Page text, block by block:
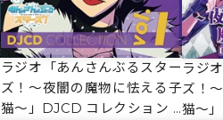
コミックパルフェ コ
ラジオ「あんさんぶるスター
ズ！～夜闇の魔物に怯える子
猫～」DJCD コレクション V
ラジ
ズ！
猫～